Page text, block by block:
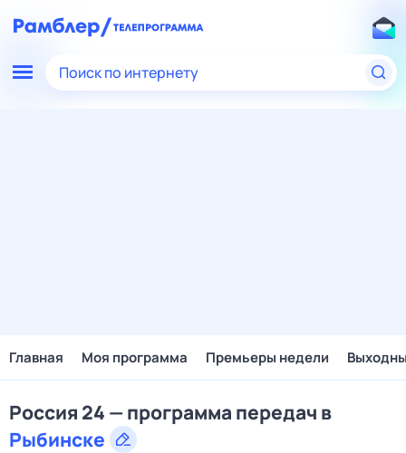
Поиск по интернету
Главная Моя программа Премьеры недели
Россия 24 — программа передач в
Рыбинске